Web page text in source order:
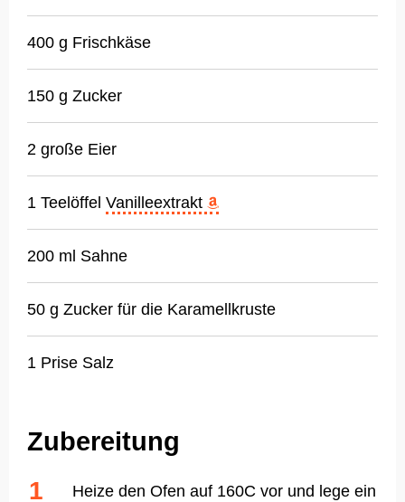
400 g Frischkäse
150 g Zucker
2 große Eier
1 Teelöffel Vanilleextrakt
200 ml Sahne
50 g Zucker für die Karamellkruste
1 Prise Salz
Zubereitung
Heize den Ofen auf 160C vor und lege ein